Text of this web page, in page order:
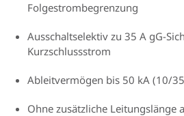
Folgestrombegrenzung
Ausschaltselektiv zu 35 A gG-
Kurzschlussstrom
Ableitvermögen bis 50 kA (10/
Ohne zusätzliche Leitungslänge